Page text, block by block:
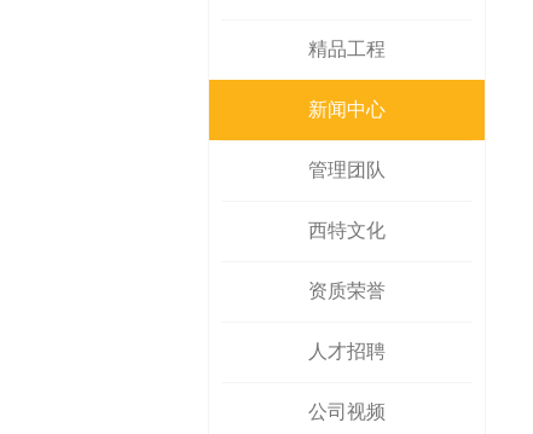
精品工程
新闻中心
管理团队
西特文化
资质荣誉
人才招聘
公司视频